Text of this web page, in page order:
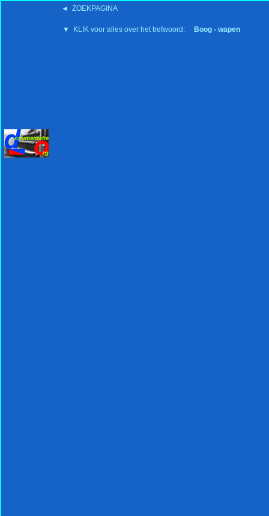
◄ ZOEKPAGINA
▼ KLIK voor alles over het trefwoord: Boog - wapen
'15:19 19-2-2008